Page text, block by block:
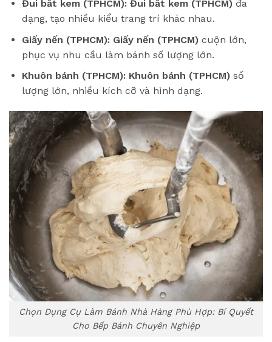
Đui bắt kem (TPHCM): Đui bắt kem (TPHCM)đa
dạng, tạo nhiều kiểu trang trí khác nhau.
Giấy nến (TPHCM): Giấy nến (TPHCM)cuộn lớn,
phục vụ nhu cầu làm bánh số lượng lớn.
Khuôn bánh (TPHCM): Khuôn bánh (TPHCM)số
lượng lớn, nhiều kích cỡ và hình dạng.
Chọn Dụng Cụ Làm Bánh Nhà Hàng Phù Hợp: Bí Quyết
Cho Bếp Bánh Chuyên Nghiệp